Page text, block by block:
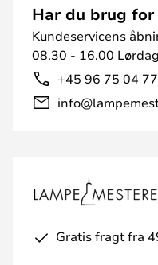
Har du brug for
Kundeservicens
08.30 - 16.00
+45 96 75 04 77
Gratis fragt fra